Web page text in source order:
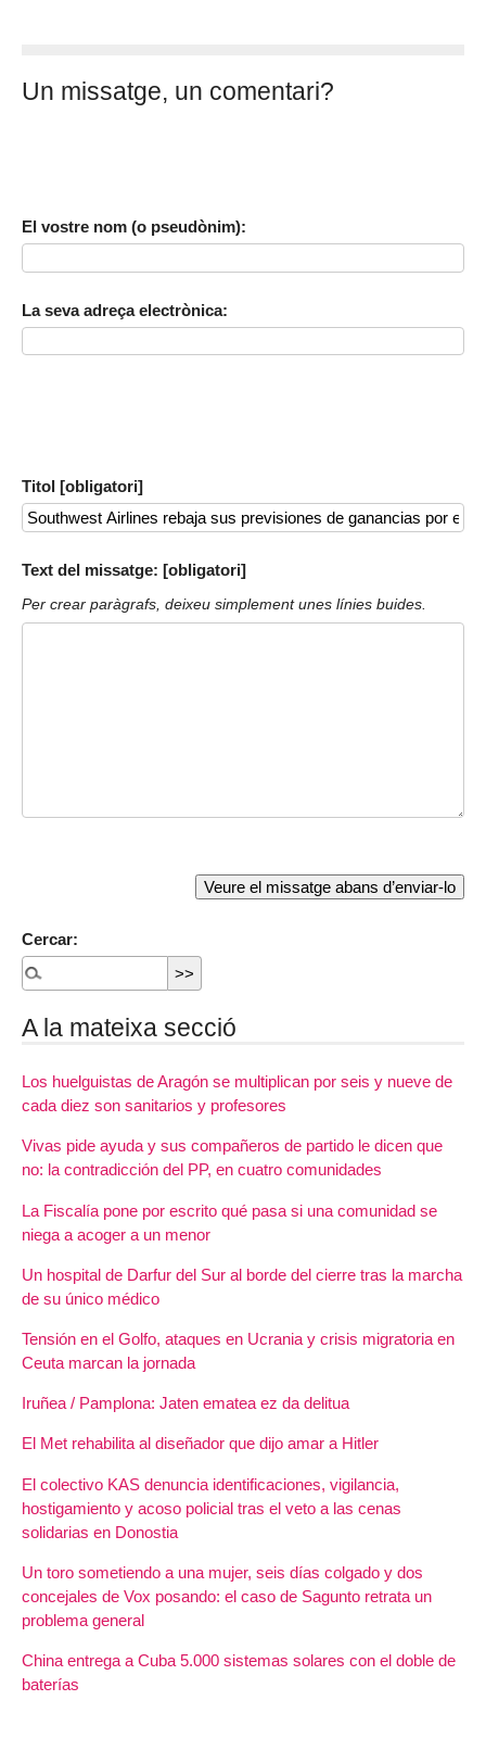
Un missatge, un comentari?
El vostre nom (o pseudònim):
La seva adreça electrònica:
Titol [obligatori]
Text del missatge: [obligatori]
Per crear paràgrafs, deixeu simplement unes línies buides.
Cercar:
A la mateixa secció
Los huelguistas de Aragón se multiplican por seis y nueve de
cada diez son sanitarios y profesores
Vivas pide ayuda y sus compañeros de partido le dicen que
no: la contradicción del PP, en cuatro comunidades
La Fiscalía pone por escrito qué pasa si una comunidad se
niega a acoger a un menor
Un hospital de Darfur del Sur al borde del cierre tras la marcha
de su único médico
Tensión en el Golfo, ataques en Ucrania y crisis migratoria en
Ceuta marcan la jornada
Iruñea / Pamplona: Jaten ematea ez da delitua
El Met rehabilita al diseñador que dijo amar a Hitler
El colectivo KAS denuncia identificaciones, vigilancia,
hostigamiento y acoso policial tras el veto a las cenas
solidarias en Donostia
Un toro sometiendo a una mujer, seis días colgado y dos
concejales de Vox posando: el caso de Sagunto retrata un
problema general
China entrega a Cuba 5.000 sistemas solares con el doble de
baterías